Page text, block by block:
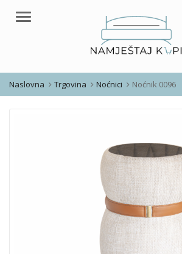
Meni
Naslovna Trgovina Noćnici Noćnik 0096